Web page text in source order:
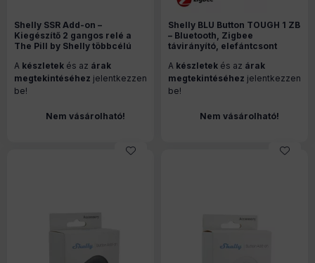
Shelly SSR Add-on –
Kiegészítő 2 gangos relé a
The Pill by Shelly többcélú
A készletek és az árak
megtekintéséhez jelentkezzen
be!
Nem vásárolható!
Shelly BLU Button TOUGH 1 ZB
– Bluetooth, Zigbee
távirányító, elefántcsont
A készletek és az árak
megtekintéséhez jelentkezzen
be!
Nem vásárolható!